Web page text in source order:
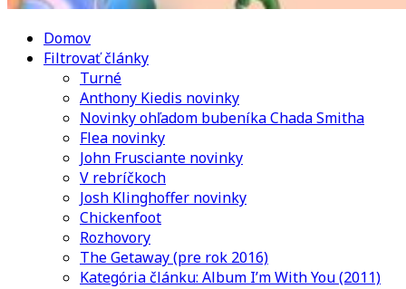
Domov
Filtrovať články
Turné
Anthony Kiedis novinky
Novinky ohľadom bubeníka Chada Smitha
Flea novinky
John Frusciante novinky
V rebríčkoch
Josh Klinghoffer novinky
Chickenfoot
Rozhovory
The Getaway (pre rok 2016)
Kategória článku: Album I’m With You (2011)